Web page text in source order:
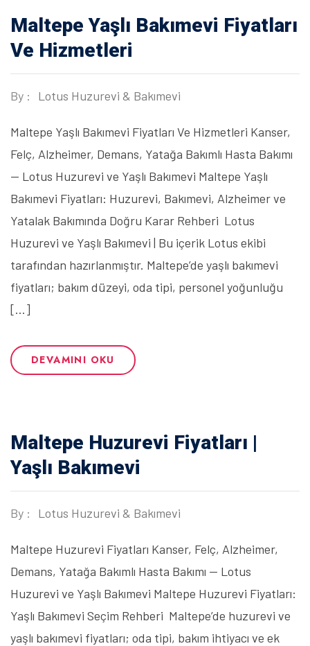
Maltepe Yaşlı Bakımevi Fiyatları
Ve Hizmetleri
By : Lotus Huzurevi & Bakımevi
Maltepe Yaşlı Bakımevi Fiyatları Ve Hizmetleri Kanser,
Felç, Alzheimer, Demans, Yatağa Bakımlı Hasta Bakımı
— Lotus Huzurevi ve Yaşlı Bakımevi Maltepe Yaşlı
Bakımevi Fiyatları: Huzurevi, Bakımevi, Alzheimer ve
Yatalak Bakımında Doğru Karar Rehberi Lotus
Huzurevi ve Yaşlı Bakımevi | Bu içerik Lotus ekibi
tarafından hazırlanmıştır. Maltepe’de yaşlı bakımevi
fiyatları; bakım düzeyi, oda tipi, personel yoğunluğu
[…]
DEVAMINI OKU
Maltepe Huzurevi Fiyatları |
Yaşlı Bakımevi
By : Lotus Huzurevi & Bakımevi
Maltepe Huzurevi Fiyatları Kanser, Felç, Alzheimer,
Demans, Yatağa Bakımlı Hasta Bakımı — Lotus
Huzurevi ve Yaşlı Bakımevi Maltepe Huzurevi Fiyatları:
Yaşlı Bakımevi Seçim Rehberi Maltepe’de huzurevi ve
yaşlı bakımevi fiyatları; oda tipi, bakım ihtiyacı ve ek